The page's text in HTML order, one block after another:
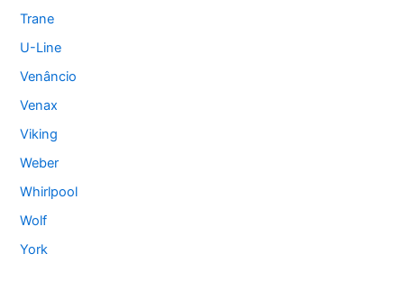
Trane
U-Line
Venâncio
Venax
Viking
Weber
Whirlpool
Wolf
York